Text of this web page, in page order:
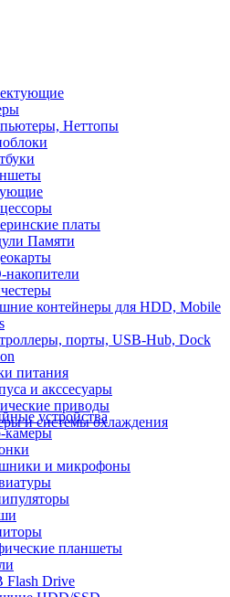
Неттопы
платы
Памяти
накопители
контейнеры для HDD, Mobile
порты, USB-Hub, Dock
питания
и акссесуары
приводы
и системы охлаждения
устройства
камеры
и микрофоны
планшеты
Flash Drive